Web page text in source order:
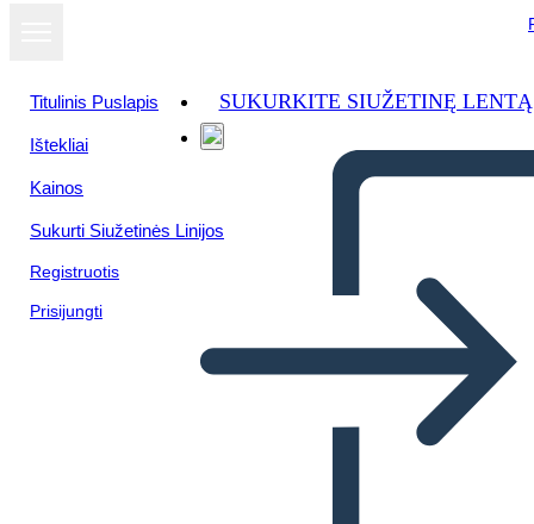
Titulinis Puslapis
Ištekliai
Kainos
Sukurti Siužetinės Linijos
Registruotis
Prisijungti
SUKURKITE SIUŽETINĘ LENTĄ
Žiūrėti kaip
skaidrių